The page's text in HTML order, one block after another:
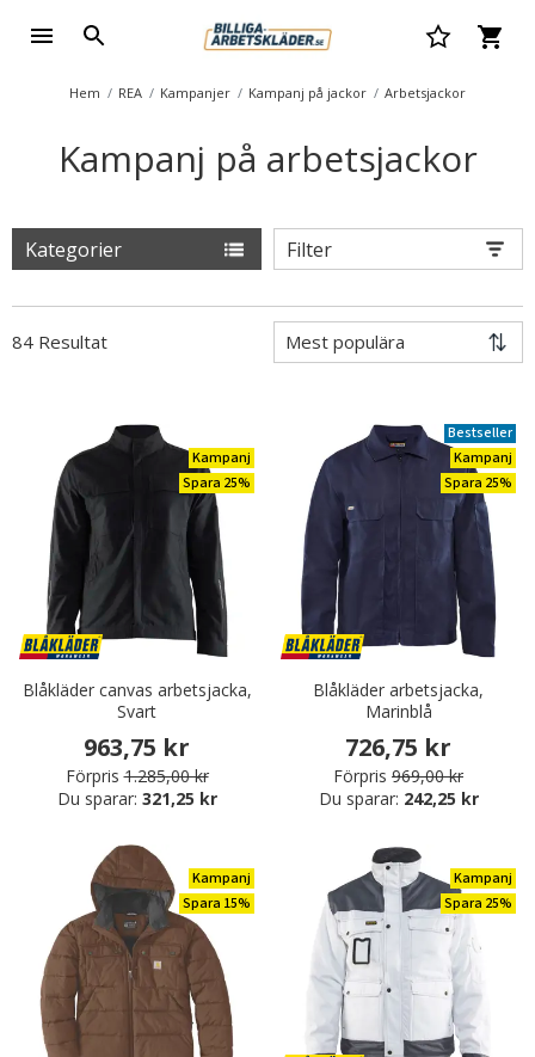
Hem REA Kampanjer Kampanj på jackor Arbetsjackor
Kampanj på arbetsjackor
Kategorier Filter
84 Resultat
Kampanj
Spara 25%
Blåkläder canvas arbetsjacka,
Svart
963,75 kr
Förpris 1.285,00 kr
Du sparar: 321,25 kr
Bestseller
Kampanj
Spara 25%
Blåkläder arbetsjacka,
Marinblå
726,75 kr
Förpris 969,00 kr
Du sparar: 242,25 kr
Kampanj
Spara 15%
Kampanj
Spara 25%